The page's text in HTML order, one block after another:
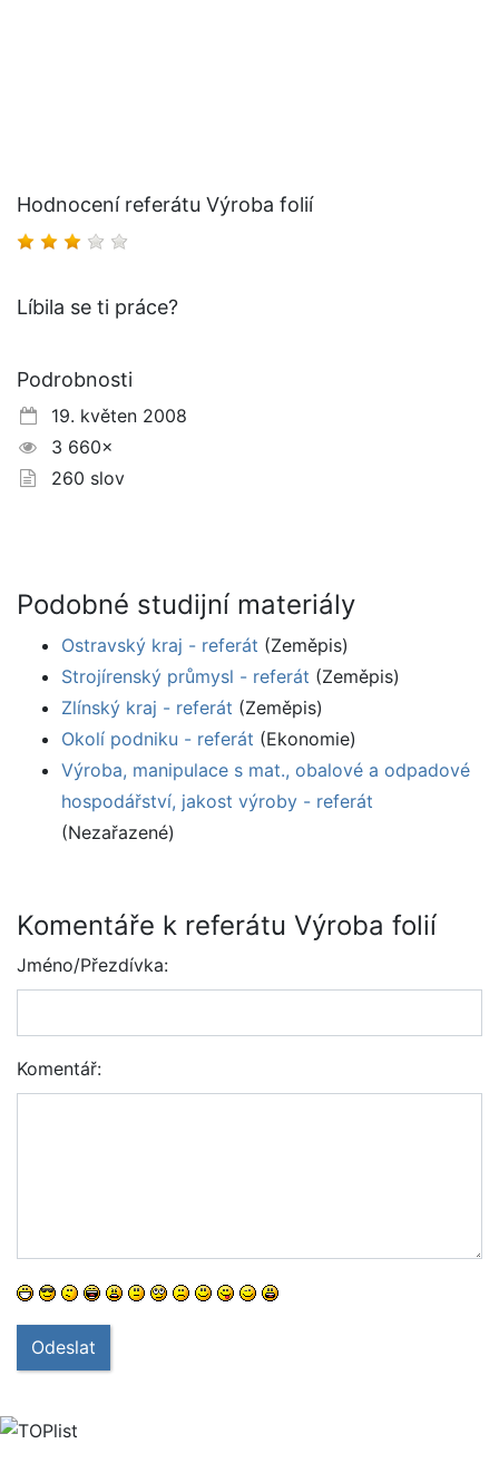
Hodnocení referátu Výroba folií
Líbila se ti práce?
Podrobnosti
19. květen 2008
3 660×
260 slov
Podobné studijní materiály
Ostravský kraj - referát (Zeměpis)
Strojírenský průmysl - referát (Zeměpis)
Zlínský kraj - referát (Zeměpis)
Okolí podniku - referát (Ekonomie)
Výroba, manipulace s mat., obalové a odpadové
hospodářství, jakost výroby - referát
(Nezařazené)
Komentáře k referátu Výroba folií
Jméno/Přezdívka:
Komentář:
Odeslat